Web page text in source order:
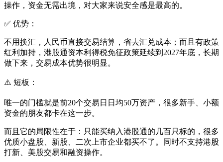
操作，资金无需出境，对大家来说安全感是最高的。
✅ 优势：
不用换汇，人民币直接交易结算，省去汇兑成本；而且有政策
红利加持，港股通资本利得税免征政策延续到2027年底，长期
做下来，交易成本优势很明显。
⚠️ 短板：
唯一的门槛就是前20个交易日日均50万资产，很多新手、小额
资金的朋友都卡在这一步。
而且它的局限性在于：只能买纳入港股通的几百只标的，很多
优质小盘股、新股、二次上市企业都买不了。同时不支持港股
打新、美股交易和融资操作。